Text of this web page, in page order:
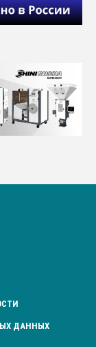
ДАННЫХ